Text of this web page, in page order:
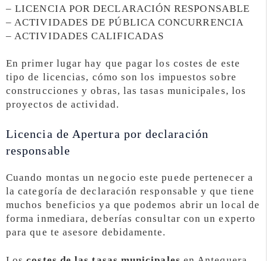
– LICENCIA POR DECLARACIÓN RESPONSABLE
– ACTIVIDADES DE PÚBLICA CONCURRENCIA
– ACTIVIDADES CALIFICADAS
En primer lugar hay que pagar los costes de este
tipo de licencias, cómo son los impuestos sobre
construcciones y obras, las tasas municipales, los
proyectos de actividad.
Licencia de Apertura por declaración
responsable
Cuando montas un negocio este puede pertenecer a
la categoría de declaración responsable y que tiene
muchos beneficios ya que podemos abrir un local de
forma inmediara, deberías consultar con un experto
para que te asesore debidamente.